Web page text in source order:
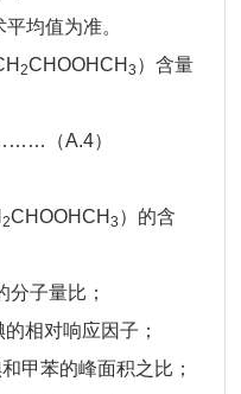
均值为准。
2CHOOHCH3 ）含量
（A.4）
2CHOOHCH3 ）的含
子量比；
相对响应因子；
甲苯的峰面积之比；